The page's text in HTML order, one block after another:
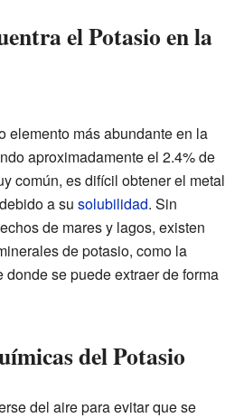
el Potasio en la
elemento más abundante en la
aproximadamente el 2.4% de
común, es difícil obtener el metal
debido a su solubilidad. Sin
de mares y lagos, existen
de potasio, como la
se puede extraer de forma
del Potasio
del aire para evitar que se